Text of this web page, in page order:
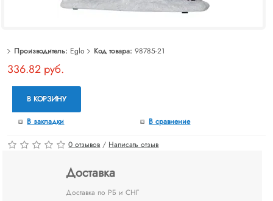
Производитель: Eglo Код товара: 98785-21
336.82 руб.
В КОРЗИНУ
В закладки В сравнение
0 отзывов / Написать отзыв
Доставка
Доставка по РБ и СНГ